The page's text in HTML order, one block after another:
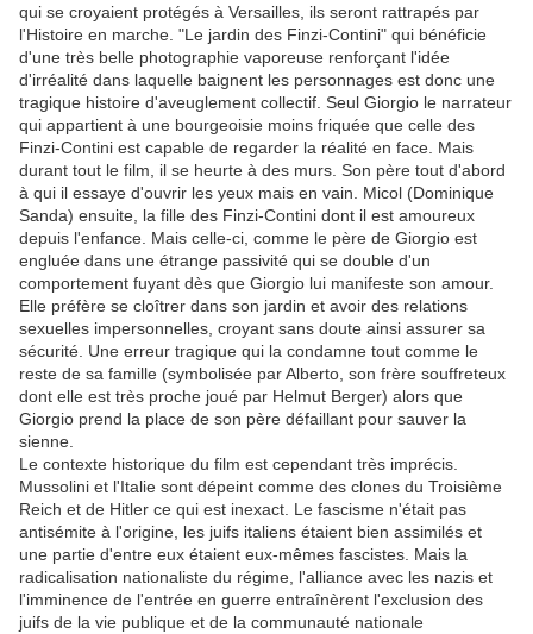
qui se croyaient protégés à Versailles, ils seront rattrapés par
l'Histoire en marche. "Le jardin des Finzi-Contini" qui bénéficie
d'une très belle photographie vaporeuse renforçant l'idée
d'irréalité dans laquelle baignent les personnages est donc une
tragique histoire d'aveuglement collectif. Seul Giorgio le narrateur
qui appartient à une bourgeoisie moins friquée que celle des
Finzi-Contini est capable de regarder la réalité en face. Mais
durant tout le film, il se heurte à des murs. Son père tout d'abord
à qui il essaye d'ouvrir les yeux mais en vain. Micol (Dominique
Sanda) ensuite, la fille des Finzi-Contini dont il est amoureux
depuis l'enfance. Mais celle-ci, comme le père de Giorgio est
engluée dans une étrange passivité qui se double d'un
comportement fuyant dès que Giorgio lui manifeste son amour.
Elle préfère se cloîtrer dans son jardin et avoir des relations
sexuelles impersonnelles, croyant sans doute ainsi assurer sa
sécurité. Une erreur tragique qui la condamne tout comme le
reste de sa famille (symbolisée par Alberto, son frère souffreteux
dont elle est très proche joué par Helmut Berger) alors que
Giorgio prend la place de son père défaillant pour sauver la
sienne.
Le contexte historique du film est cependant très imprécis.
Mussolini et l'Italie sont dépeint comme des clones du Troisième
Reich et de Hitler ce qui est inexact. Le fascisme n'était pas
antisémite à l'origine, les juifs italiens étaient bien assimilés et
une partie d'entre eux étaient eux-mêmes fascistes. Mais la
radicalisation nationaliste du régime, l'alliance avec les nazis et
l'imminence de l'entrée en guerre entraînèrent l'exclusion des
juifs de la vie publique et de la communauté nationale